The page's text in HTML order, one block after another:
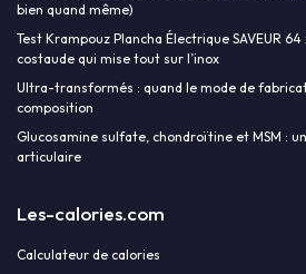
bien quand même)
Test Krampouz Plancha Électrique SAVEUR
costaude qui mise tout sur l’inox
Ultra-transformés : quand le mode de
composition
Glucosamine sulfate, chondroïtine et MSM :
articulaire
Les-calories.com
Calculateur de calories